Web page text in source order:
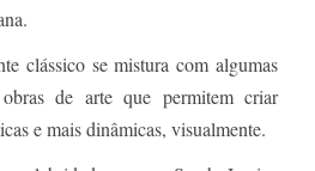
clássico se mistura com algumas
obras de arte que permitem criar
e mais dinâmicas, visualmente.